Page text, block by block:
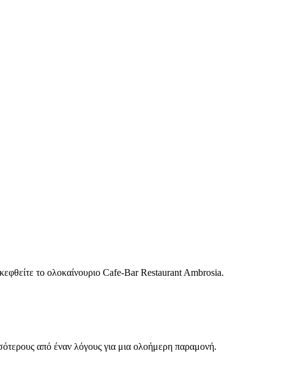
το ολοκαίνουριο Cafe-Bar Restaurant Ambrosia.
από έναν λόγους για μια ολοήμερη παραμονή.